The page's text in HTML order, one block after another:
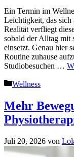
Ein Termin im
Leichtigkeit, das sich
Realität verfliegt
sobald der Alltag mit
einsetzt. Genau hier
Routine zuhause
Studiobesuchen …
Kategorien
Wellness
Mehr
Juli 20, 2026 von